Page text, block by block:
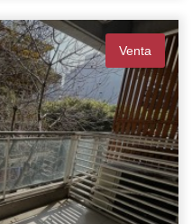
Venta